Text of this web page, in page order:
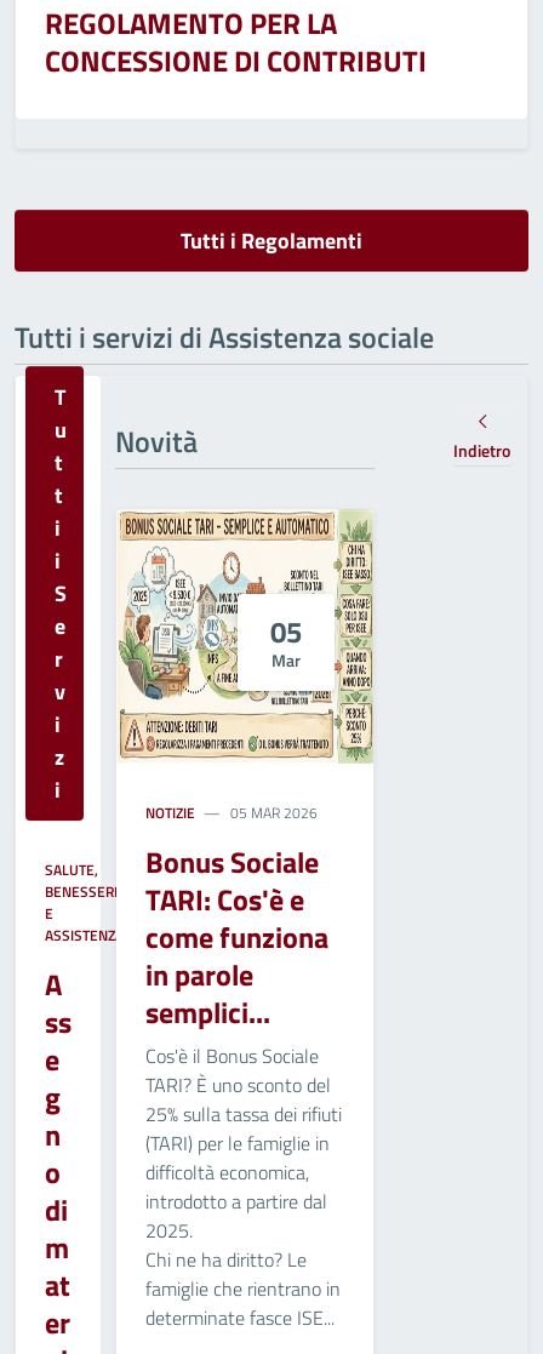
REGOLAMENTO PER LA
CONCESSIONE DI CONTRIBUTI
Tutti i Regolamenti
Tutti i servizi di Assistenza sociale
SALUTE,
BENESSERE
E
ASSISTENZA
A
ss
e
g
n
o
di
m
at
er
T
u
t
t
i
i
S
e
r
v
i
z
i
Novità
05
Mar
NOTIZIE 05 MAR 2026
Bonus Sociale
TARI: Cos'è e
come funziona
in parole
semplici...
Cos'è il Bonus Sociale
TARI? È uno sconto del
25% sulla tassa dei rifiuti
(TARI) per le famiglie in
difficoltà economica,
introdotto a partire dal
2025.
Chi ne ha diritto? Le
famiglie che rientrano in
determinate fasce ISE...
Indietro